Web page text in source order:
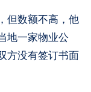
但数额不高，他
地一家物业公
方没有签订书面